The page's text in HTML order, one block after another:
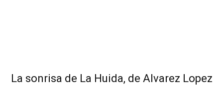
La sonrisa de La Huida, de Alvarez Lopez